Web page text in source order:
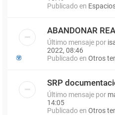
Publicado en
ABANDONAR
Último mensaje por
2022, 08:46
Publicado en Otros
SRP
Último mensaje por
14:05
Publicado en Otros